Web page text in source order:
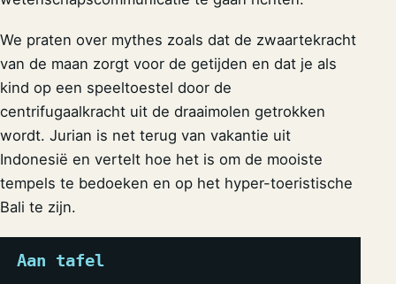
We praten over mythes zoals dat de zwaartekracht
van de maan zorgt voor de getijden en dat je als
kind op een speeltoestel door de
centrifugaalkracht uit de draaimolen getrokken
wordt. Jurian is net terug van vakantie uit
Indonesië en vertelt hoe het is om de mooiste
tempels te bedoeken en op het hyper-toeristische
Bali te zijn.
Aan tafel